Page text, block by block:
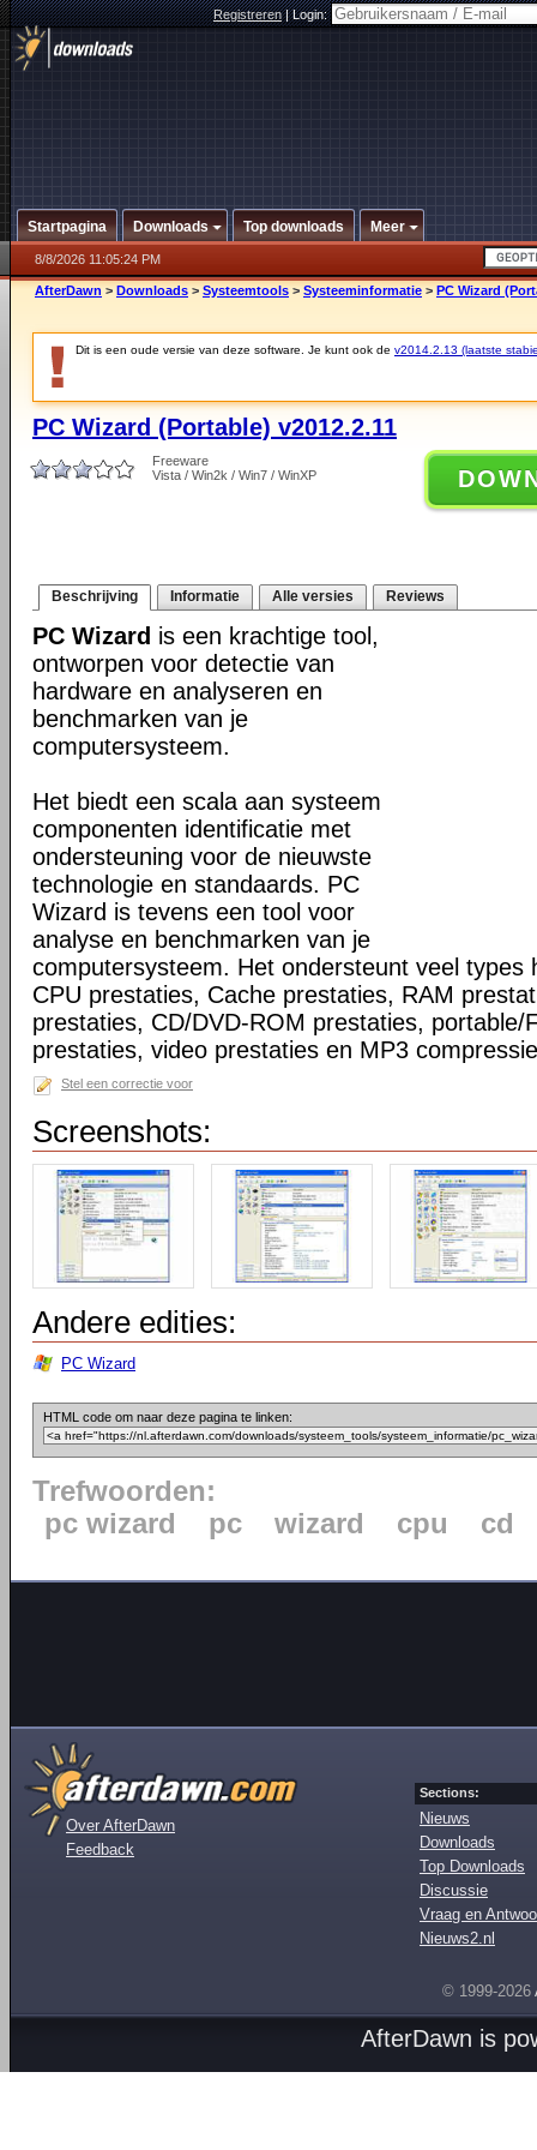
Registreren|Login:
Startpagina Downloads Top downloads Meer
8/8/2026 11:05:24 PM
AfterDawn > Downloads > Systeemtools > Systeeminformatie > PC Wizard
Dit is een oude versie van deze software. Je kunt ook de v2014.2.13 (laatste
PC Wizard (Portable) v2012.2.11
Freeware
Vista / Win2k / Win7 / WinXP
Beschrijving Informatie Alle versies Reviews
PC Wizard is een krachtige tool,
ontworpen voor detectie van
hardware en analyseren en
benchmarken van je
computersysteem.
Het biedt een scala aan systeem
componenten identificatie met
ondersteuning voor de nieuwste
technologie en standaards. PC
Wizard is tevens een tool voor
analyse en benchmarken van je
computersysteem. Het ondersteunt veel types
CPU prestaties, Cache prestaties, RAM
prestaties, CD/DVD-ROM prestaties, portable/
prestaties, video prestaties en MP3
Stel een correctie voor
Screenshots:
Andere edities:
PC Wizard
HTML code om naar deze pagina te linken:
Trefwoorden:
pc wizard
pc wizard cpu cd
Over AfterDawn
Feedback
Sections:
Nieuws
Downloads
Top Downloads
Discussie
Vraag en
Nieuws2.nl
© 1999-2026
AfterDawn is